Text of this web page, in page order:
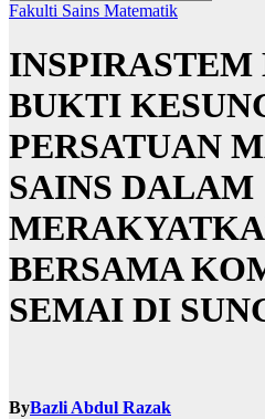
Fakulti Sains Matematik
BUKTI
PERSATUAN
SAINS DALAM
BERSAMA
SEMAI DI
ByBazli Abdul Razak